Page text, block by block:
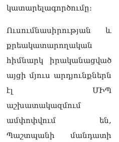
կատարելագործումը։
Ուսումնասիրության և
քրեակատարողական
հիմնարկ իրականացված
այցի մյուս արդյունքներն
էլ ՄԻՊ
աշխատակազմում
ամփոփվում են,
Պաշտպանի մանդատի